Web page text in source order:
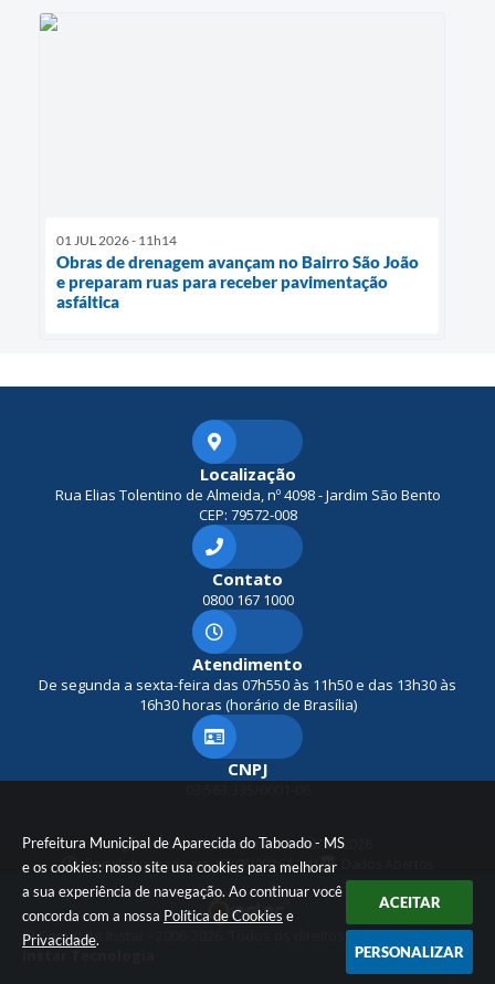
Prefeitura Municipal de Aparecida do Taboado - MS
e os cookies: nosso site usa cookies para melhorar
a sua experiência de navegação. Ao continuar você
concorda com a nossa Política de Cookies e
Privacidade.
ACEITAR
PERSONALIZAR
01 JUL 2026 - 11h14
Obras de drenagem avançam no Bairro São João
e preparam ruas para receber pavimentação
asfáltica
Localização
Rua Elias Tolentino de Almeida, nº 4098 - Jardim São Bento
CEP: 79572-008
Contato
0800 167 1000
Atendimento
De segunda a sexta-feira das 07h550 às 11h50 e das 13h30 às
16h30 horas (horário de Brasília)
CNPJ
Versão do Sistema:3.5.3 - 19/06/2026
Portal atualizado em:07/08/2026 10:41
© Copyright Instar - 2006-2026. Todos os direitos reservados -